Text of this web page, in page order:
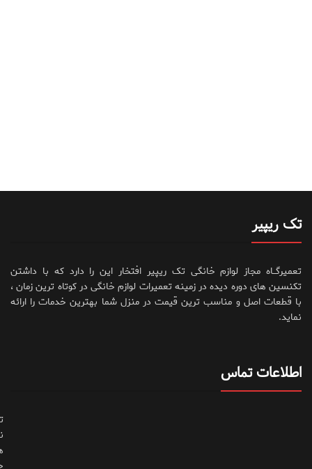
تک ریپیر
تعمیرگــاه مجاز لوازم خانگی تک ریپیر افتخار این را دارد که با داشتن
تکنسین های دوره دیده در زمینه تعمیرات لوازم خانگی در کوتاه ترین زمان ،
با قطعات اصل و مناسب ترین قیمت در منزل شما بهترین خدمات را ارائه
نماید.
اطلاعات تماس